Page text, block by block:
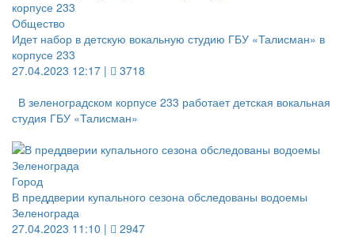
Общество
Идет набор в детскую вокальную студию ГБУ «Талисман» в
корпусе 233
27.04.2023 12:17 |
3718
В зеленоградском корпусе 233 работает детская вокальная
студия ГБУ «Талисман»
Город
В преддверии купального сезона обследованы водоемы
Зеленограда
27.04.2023 11:10 |
2947